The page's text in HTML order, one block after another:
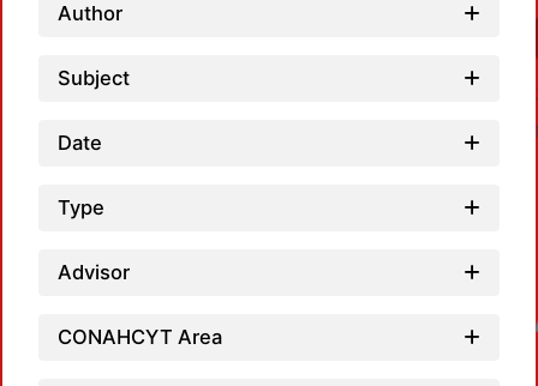
Author
Subject
Date
Type
Advisor
CONAHCYT Area